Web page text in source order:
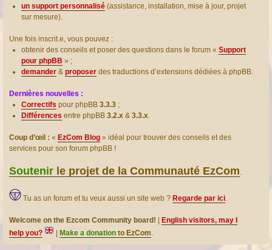
un support personnalisé (assistance, installation, mise à jour, projet
sur mesure).
Une fois inscrit.e, vous pouvez :
obtenir des conseils et poser des questions dans le forum « Support
pour phpBB » ;
demander & proposer des traductions d’extensions dédiées à phpBB.
Dernières nouvelles :
Correctifs pour phpBB 3.3.3 ;
Différences entre phpBB 3.2.x & 3.3.x.
Coup d’œil : « EzCom Blog » idéal pour trouver des conseils et des
services pour son forum phpBB !
Soutenir le projet de la Communauté EzCom.
Tu as un forum et tu veux aussi un site web ? Regarde par ici.
Welcome on the Ezcom Community board!
English visitors, may I
help you?
Make a donation to EzCom.